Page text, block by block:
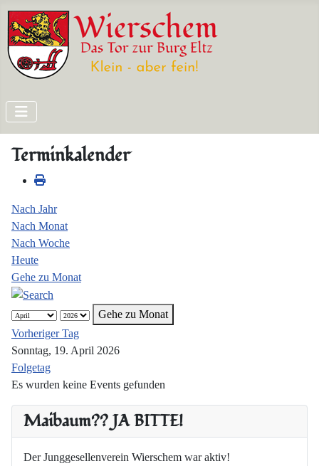
Maibaum?? JA BITTE!
Der Junggesellenverein Wierschem war aktiv!
Terminkalender
Nach Jahr
Nach Monat
Nach Woche
Heute
Gehe zu Monat
Gehe zu Monat
Vorheriger Tag
Sonntag, 19. April 2026
Folgetag
Es wurden keine Events gefunden